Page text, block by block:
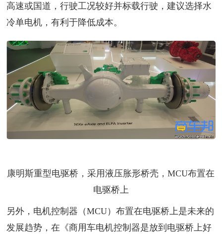
高速或国道，行驶工况较好并标载行驶，建议选择水
冷单电机，有利于降低成本。
康明斯重型电驱桥，采用液压胀形桥壳，MCU布置在
电驱桥上
另外，电机控制器（MCU）布置在电驱桥上是未来的
发展趋势，在《商用车电机控制器是放到电驱桥上好